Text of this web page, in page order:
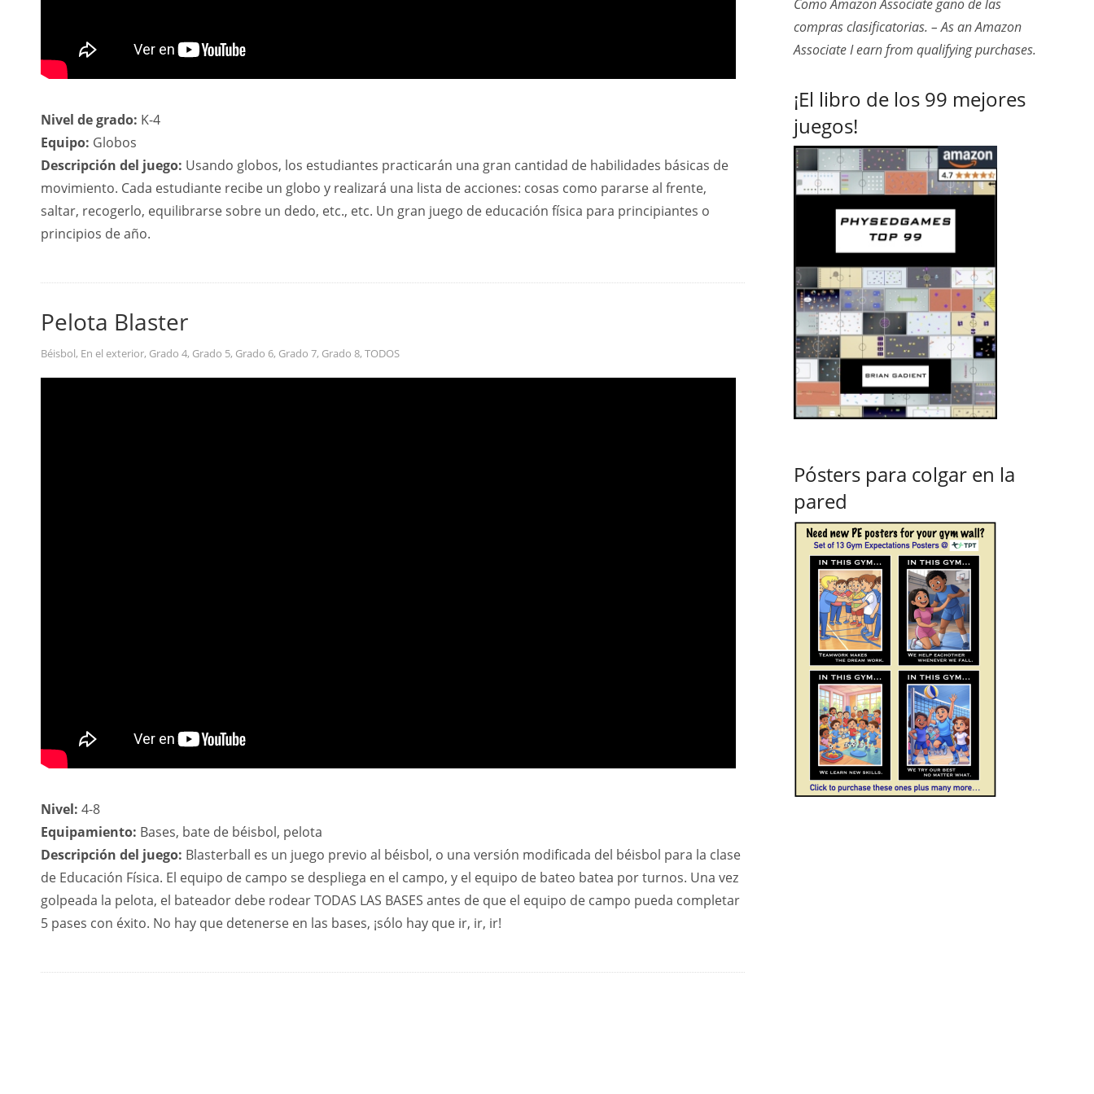
Nivel de grado: K-4
Equipo: Globos
Descripción del juego: Usando globos, los estudiantes practicarán una gran cantidad de habilidades básicas de
movimiento. Cada estudiante recibe un globo y realizará una lista de acciones: cosas como pararse al frente,
saltar, recogerlo, equilibrarse sobre un dedo, etc., etc. Un gran juego de educación física para principiantes o
principios de año.
Pelota Blaster
Béisbol, En el exterior, Grado 4, Grado 5, Grado 6, Grado 7, Grado 8, TODOS
Nivel: 4-8
Equipamiento: Bases, bate de béisbol, pelota
Descripción del juego: Blasterball es un juego previo al béisbol, o una versión modificada del béisbol para la clase
de Educación Física. El equipo de campo se despliega en el campo, y el equipo de bateo batea por turnos. Una vez
golpeada la pelota, el bateador debe rodear TODAS LAS BASES antes de que el equipo de campo pueda completar
5 pases con éxito. No hay que detenerse en las bases, ¡sólo hay que ir, ir, ir!
Como Amazon Associate gano de las
compras clasificatorias. – As an Amazon
Associate I earn from qualifying purchases.
¡El libro de los 99 mejores
juegos!
Pósters para colgar en la
pared